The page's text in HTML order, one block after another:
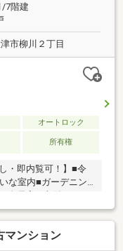
/7階建
市柳川２丁目
オートロック
所有権
・即内覧可！】■令
な室内■ガーデニン
きます
ンション